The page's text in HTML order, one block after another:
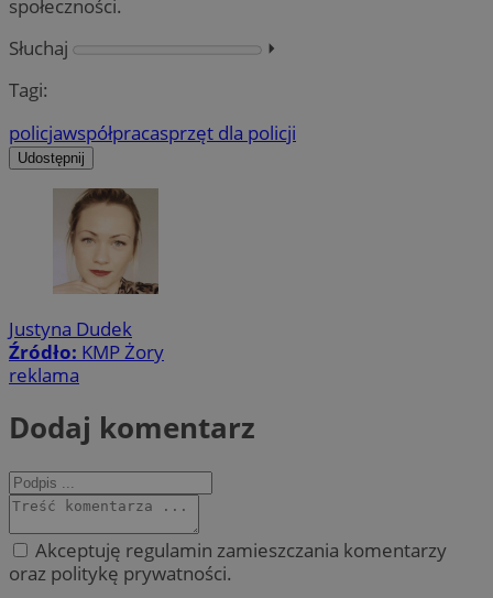
społeczności.
Słuchaj
⏵︎
Tagi:
policjawspółpracasprzęt dla policji
Udostępnij
Justyna Dudek
Źródło: KMP Żory
reklama
Dodaj komentarz
Akceptuję regulamin zamieszczania komentarzy
oraz politykę prywatności.